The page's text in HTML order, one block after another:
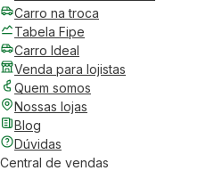
Carro na troca
Tabela Fipe
Carro Ideal
Venda para lojistas
Quem somos
Nossas lojas
Blog
Dúvidas
Central de vendas